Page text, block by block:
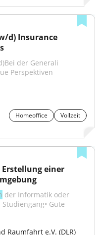
d) Insurance
der Generali
Perspektiven
Homeoffice
Vollzeit
einer
der Informatik oder
Gute
Raumfahrt e.V. (DLR)